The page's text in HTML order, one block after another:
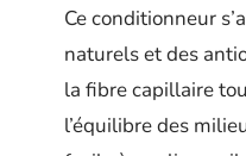
Ce conditionneur
naturels et des
la fibre capillaire
l’équilibre des